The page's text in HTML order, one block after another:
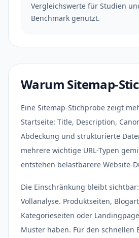
Vergleichswerte für Studien
Benchmark genutzt.
Warum Sitemap-
Eine Sitemap-Stichprobe zeigt
Startseite: Title, Description,
Abdeckung und strukturierte
mehrere wichtige URL-Typen
entstehen belastbarere Website-
Die Einschränkung bleibt
Vollanalyse. Produktseiten,
Kategorieseiten oder
Muster haben. Für den schnellen